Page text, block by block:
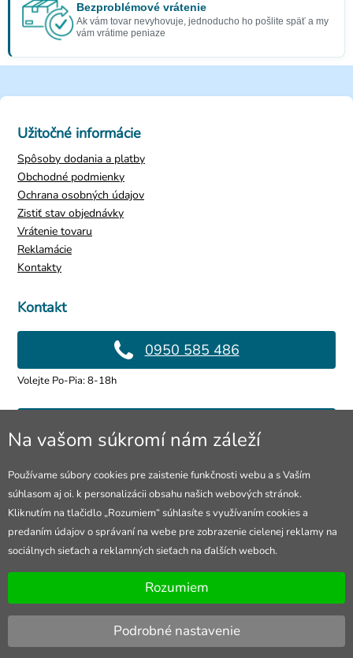
Bezproblémové vrátenie
Ak vám tovar nevyhovuje, jednoducho ho pošlite späť a my
vám vrátime peniaze
Kontakt
0950 585 486
Volejte Po-Pia: 8-18h
info@4lol.cz
Predajňa v Ostrave
28. října 250, Ostrava
Otevřeno Po-Pia: 10-18h
Užitočné informácie
Spôsoby dodania a platby
Obchodné podmienky
Ochrana osobných údajov
Zistiť stav objednávky
Vrátenie tovaru
Reklamácie
Kontakty
Na vašom súkromí nám záleží
Používame súbory cookies pre zaistenie funkčnosti webu a s Vaším
súhlasom aj oi. k personalizácii obsahu našich webových stránok.
Kliknutím na tlačidlo „Rozumiem“ súhlasíte s využívaním cookies a
predaním údajov o správaní na webe pre zobrazenie cielenej reklamy na
sociálnych sieťach a reklamných sieťach na ďalších weboch.
Rozumiem
Podrobné nastavenie